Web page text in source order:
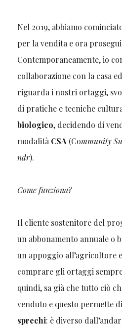
Nel 2019, abbiamo
per la vendita e ora
Contemporaneamente, io
collaborazione con la casa
riguarda i nostri ortaggi,
di pratiche e tecniche
biologico, decidendo di
modalità CSA (Community
ndr).
Come funziona?
Il cliente sostenitore del
un abbonamento annuale o
un appoggio all’agricoltore
comprare gli ortaggi
quindi, sa già che tutto ciò
venduto e questo permette di
sprechi: è diverso